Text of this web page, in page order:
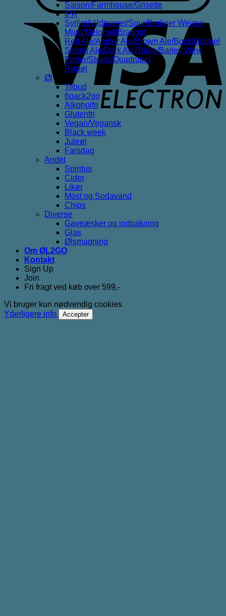
Saison/Farmhouse/Grisette
IPA
Syrligt/Vildtgæret/Sour/Berliner Weisse
Mjød/Melomel/Braggot
Red Ale/Amber Ale/Brown Ale/Bock/Dubbel
Strong Ale/Dark Ale/Triple/Barley Wine
Porter/Stouts/Quadrupel
Røgøl
Øl
Tilbud
6pack2go
Alkoholfri
Glutenfri
Vegan/Vegansk
Black week
Juleøl
Farsdag
Andet
Spiritus
Cider
Likør
Most og Sodavand
Chips
Diverse
Gaveæsker og indpakning
Glas
Ølsmagning
Om ØL2GO
Kontakt
Sign Up
Join
Fri fragt ved køb over 599,-
Vi bruger kun nødvendig cookies
Yderligere info
Accepter